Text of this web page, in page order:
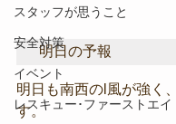
スタッフが思うこと
安全対策
イベント
レスキュー･ファーストエイ
明日の予報
明日も南西のl風が強く
す。